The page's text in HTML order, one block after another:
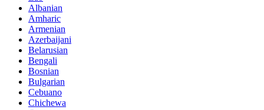
Albanian
Amharic
Armenian
Azerbaijani
Belarusian
Bengali
Bosnian
Bulgarian
Cebuano
Chichewa